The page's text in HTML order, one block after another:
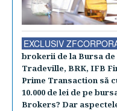
EXCLUSIV
brokerii de la Bursa de
Tradeville, BRK, IFB
Prime Transaction să
10.000 de lei de pe
Brokers? Dar